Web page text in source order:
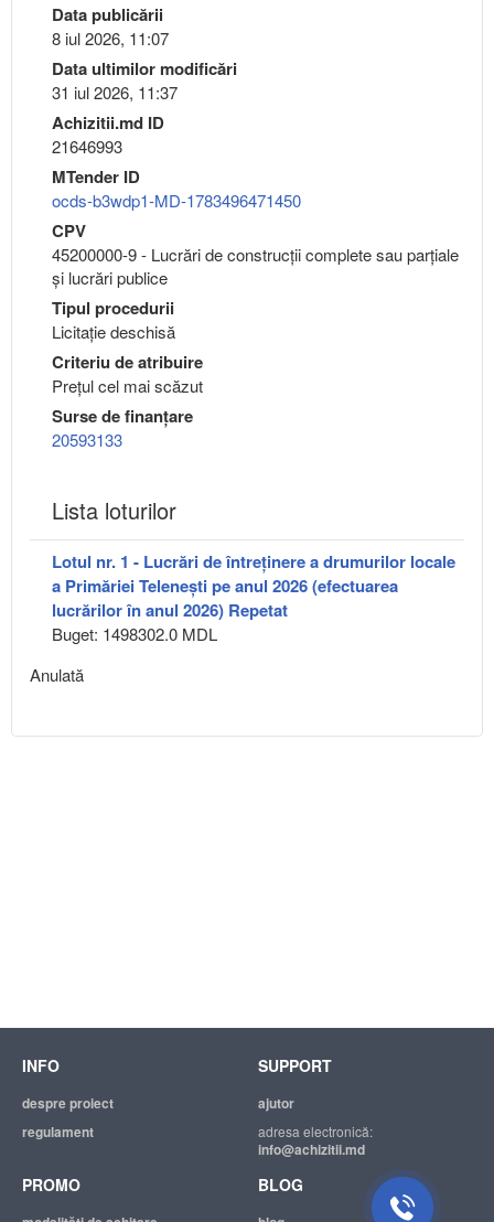
Data publicării
8 iul 2026, 11:07
Data ultimilor modificări
31 iul 2026, 11:37
Achizitii.md ID
21646993
MTender ID
ocds-b3wdp1-MD-1783496471450
CPV
45200000-9 - Lucrări de construcţii complete sau parţiale
şi lucrări publice
Tipul procedurii
Licitație deschisă
Criteriu de atribuire
Preţul cel mai scăzut
Surse de finanțare
20593133
Lista loturilor
Lotul nr. 1 - Lucrări de întreținere a drumurilor locale
a Primăriei Telenești pe anul 2026 (efectuarea
lucrărilor în anul 2026) Repetat
Buget: 1498302.0 MDL
Anulată
INFO
despre proiect
regulament
SUPPORT
ajutor
adresa electronică:
info@achizitii.md
PROMO BLOG